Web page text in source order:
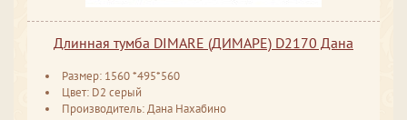
Длинная тумба DIMARE (ДИМАРЕ) D2170 Дана
Размер: 1560 *495*560
Цвет: D2 серый
Производитель: Дана Нахабино